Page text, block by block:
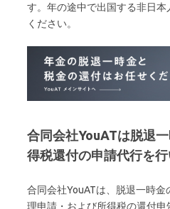
す。年の途中で出国する非日
ください。
合同会社YouATは脱退
得税還付の申請代行を
合同会社YouATは、脱退一時
理申請・および所得税の還付